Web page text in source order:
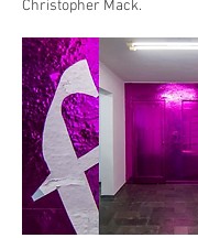
Christopher Mack.